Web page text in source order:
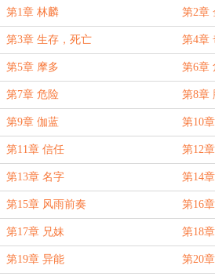
第1章 林麟 第2章
第3章 生存，死亡 第4章
第5章 摩多 第6章
第7章 危险 第8章
第9章 伽蓝 第10
第11章 信任 第12
第13章 名字 第14
第15章 风雨前奏 第16
第17章 兄妹 第18
第19章 异能 第20